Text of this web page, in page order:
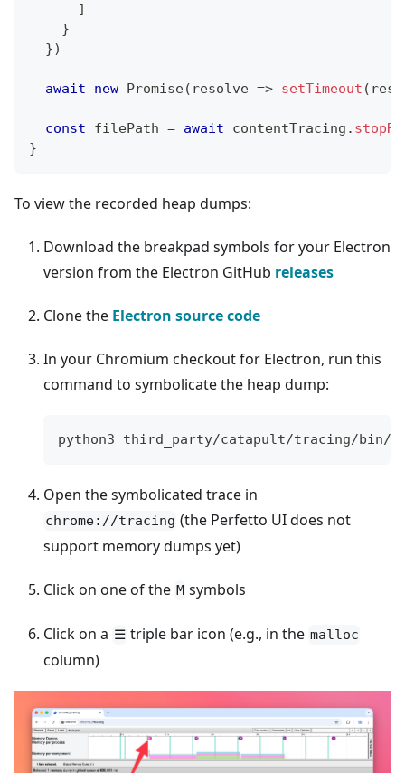
]
}
})
await new Promise( resolve => setTimeout (
const filePath = await contentTracing .
}
To view the recorded heap dumps:
Download the breakpad symbols for your Electron
version from the Electron GitHub releases
Clone the Electron source code
In your Chromium checkout for Electron, run this
command to symbolicate the heap dump:
python3 third_party/catapult/tracing/bin/
Open the symbolicated trace in
chrome://tracing (the Perfetto UI does not
support memory dumps yet)
Click on one of the M symbols
Click on a ☰ triple bar icon (e.g., in the malloc
column)